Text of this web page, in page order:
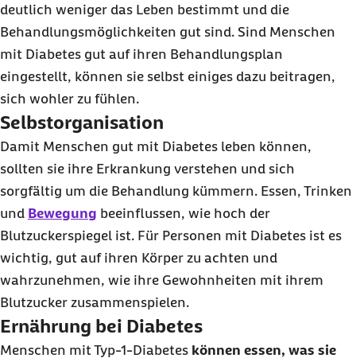
deutlich weniger das Leben bestimmt und die
Behandlungsmöglichkeiten gut sind. Sind Menschen
mit Diabetes gut auf ihren Behandlungsplan
eingestellt, können sie selbst einiges dazu beitragen,
sich wohler zu fühlen.
Selbstorganisation
Damit Menschen gut mit Diabetes leben können,
sollten sie ihre Erkrankung verstehen und sich
sorgfältig um die Behandlung kümmern. Essen, Trinken
und Bewegung beeinflussen, wie hoch der
Blutzuckerspiegel ist. Für Personen mit Diabetes ist es
wichtig, gut auf ihren Körper zu achten und
wahrzunehmen, wie ihre Gewohnheiten mit ihrem
Blutzucker zusammenspielen.
Ernährung bei Diabetes
Menschen mit Typ-1-Diabetes können essen, was sie